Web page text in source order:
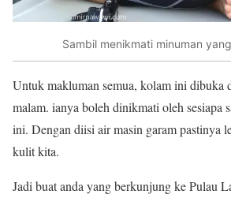
Sambil menikmati minuman
Untuk makluman semua, kolam ini dibuka
malam. ianya boleh dinikmati oleh sesiapa
ini. Dengan diisi air masin garam pastinya
kulit kita.
Jadi buat anda yang berkunjung ke Pulau